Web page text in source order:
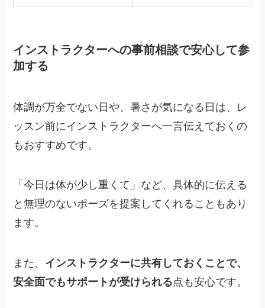
インストラクターへの事前相談で安心して参
加する
体調が万全でない日や、暑さが気になる日は、レ
ッスン前にインストラクターへ一言伝えておくの
もおすすめです。
「今日は体が少し重くて」など、具体的に伝える
と無理のないポーズを提案してくれることもあり
ます。
また、 インストラクターに共有しておくことで、
安全面でもサポートが受けられる点も安心です。